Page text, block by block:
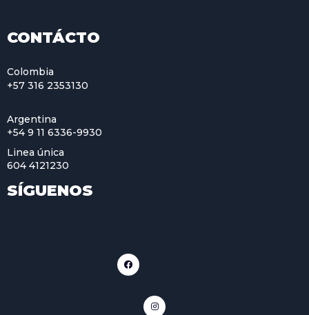
CONTÁCTO
Colombia
+57 316 2353130
Argentina
+54 9 11 6336-9930
Linea única
604 4121230
SÍGUENOS